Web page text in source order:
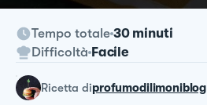
Tempo totale 30 minuti
Difficoltà Facile
ricetta diprofumodilimoniblog